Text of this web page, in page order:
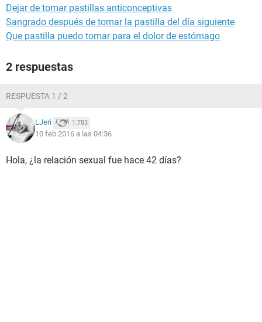
Dejar de tomar pastillas anticonceptivas
Sangrado después de tomar la pastilla del día siguiente
Que pastilla puedo tomar para el dolor de estómago
2 respuestas
RESPUESTA 1 / 2
LJeri 1.783
10 feb 2016 a las 04:36
Hola, ¿la relación sexual fue hace 42 días?